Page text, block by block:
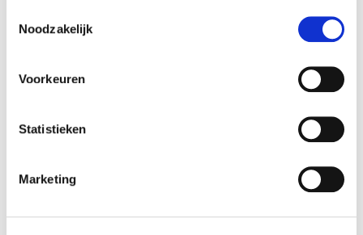
Noodzakelijk
Voorkeuren
Statistieken
Marketing
Ekeren
Hognoul